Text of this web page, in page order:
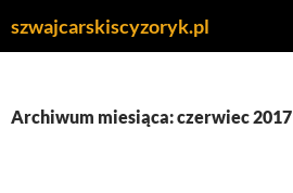
doszwajcarskiscyzoryk.pl
Archiwum miesiąca: czerwiec 2017